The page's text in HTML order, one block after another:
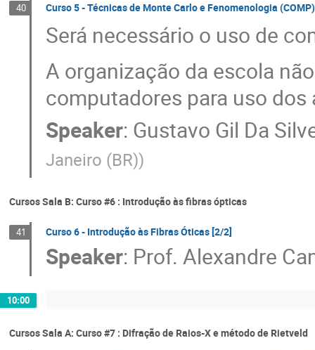
40 Curso 5 - Técnicas de Monte Carlo e Fenomenologia
Será necessário o uso de
A organização da escola
computadores para uso dos
Speaker: Gustavo Gil Da
Janeiro (BR))
Cursos Sala B: Curso #6 : Introdução às fibras ópticas
41 Curso 6 - Introdução às Fibras Óticas [2/2]
Speaker: Prof. Alexandre
10:00
Cursos Sala A: Curso #7 : Difração de Raios-X e método de Rietveld